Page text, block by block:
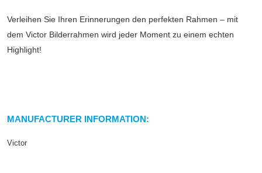
Verleihen Sie Ihren Erinnerungen den perfekten Rahmen – mit
dem Victor Bilderrahmen wird jeder Moment zu einem echten
Highlight!
MANUFACTURER INFORMATION:
Victor